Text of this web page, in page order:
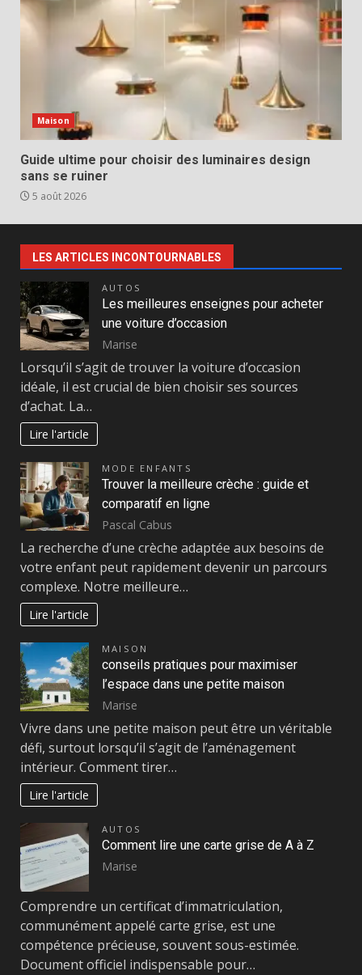
Maison
Guide ultime pour choisir des luminaires design
sans se ruiner
5 août 2026
LES ARTICLES INCONTOURNABLES
AUTOS
Les meilleures enseignes pour acheter
une voiture d’occasion
Marise
Lorsqu’il s’agit de trouver la voiture d’occasion
idéale, il est crucial de bien choisir ses sources
d’achat. La…
Lire l'article
MODE ENFANTS
Trouver la meilleure crèche : guide et
comparatif en ligne
Pascal Cabus
La recherche d’une crèche adaptée aux besoins de
votre enfant peut rapidement devenir un parcours
complexe. Notre meilleure…
Lire l'article
MAISON
conseils pratiques pour maximiser
l’espace dans une petite maison
Marise
Vivre dans une petite maison peut être un véritable
défi, surtout lorsqu’il s’agit de l’aménagement
intérieur. Comment tirer…
Lire l'article
AUTOS
Comment lire une carte grise de A à Z
Marise
Comprendre un certificat d’immatriculation,
communément appelé carte grise, est une
compétence précieuse, souvent sous-estimée.
Document officiel indispensable pour…